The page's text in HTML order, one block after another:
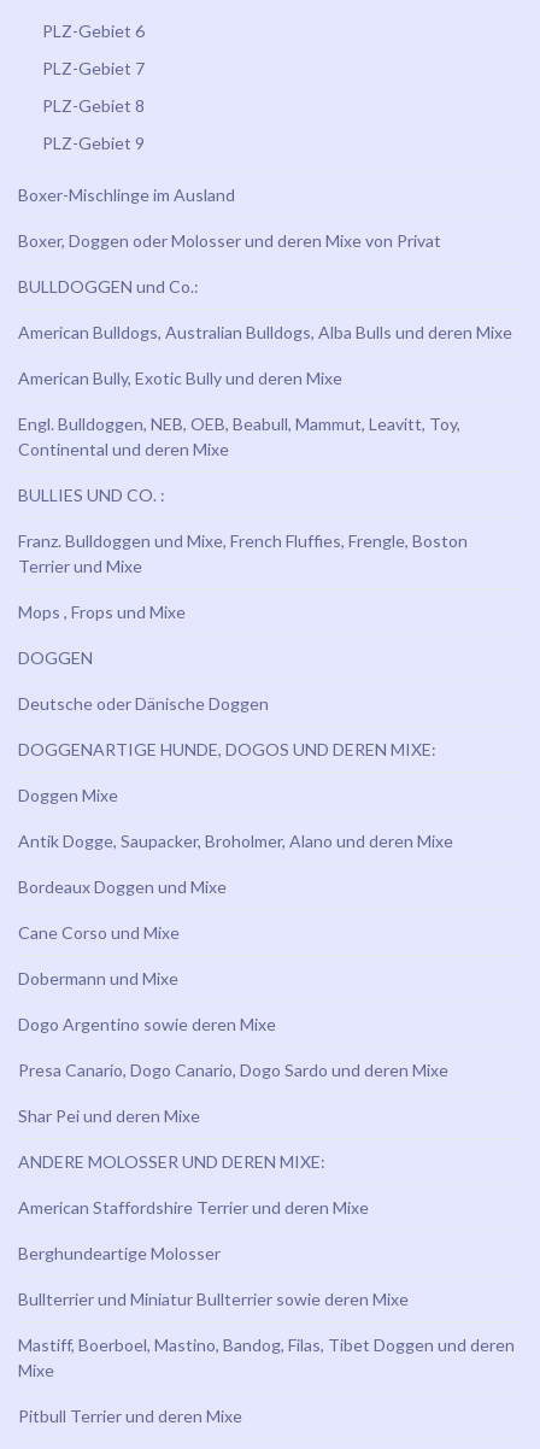
PLZ-Gebiet 6
PLZ-Gebiet 7
PLZ-Gebiet 8
PLZ-Gebiet 9
Boxer-Mischlinge im Ausland
Boxer, Doggen oder Molosser und deren Mixe von Privat
BULLDOGGEN und Co.:
American Bulldogs, Australian Bulldogs, Alba Bulls und deren Mixe
American Bully, Exotic Bully und deren Mixe
Engl. Bulldoggen, NEB, OEB, Beabull, Mammut, Leavitt, Toy,
Continental und deren Mixe
BULLIES UND CO. :
Franz. Bulldoggen und Mixe, French Fluffies, Frengle, Boston
Terrier und Mixe
Mops , Frops und Mixe
DOGGEN
Deutsche oder Dänische Doggen
DOGGENARTIGE HUNDE, DOGOS UND DEREN MIXE:
Doggen Mixe
Antik Dogge, Saupacker, Broholmer, Alano und deren Mixe
Bordeaux Doggen und Mixe
Cane Corso und Mixe
Dobermann und Mixe
Dogo Argentino sowie deren Mixe
Presa Canario, Dogo Canario, Dogo Sardo und deren Mixe
Shar Pei und deren Mixe
ANDERE MOLOSSER UND DEREN MIXE:
American Staffordshire Terrier und deren Mixe
Berghundeartige Molosser
Bullterrier und Miniatur Bullterrier sowie deren Mixe
Mastiff, Boerboel, Mastino, Bandog, Filas, Tibet Doggen und deren
Mixe
Pitbull Terrier und deren Mixe